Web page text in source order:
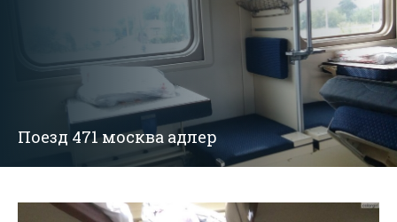
Поезд 471 москва адлер